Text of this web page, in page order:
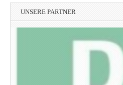
UNSERE PARTNER